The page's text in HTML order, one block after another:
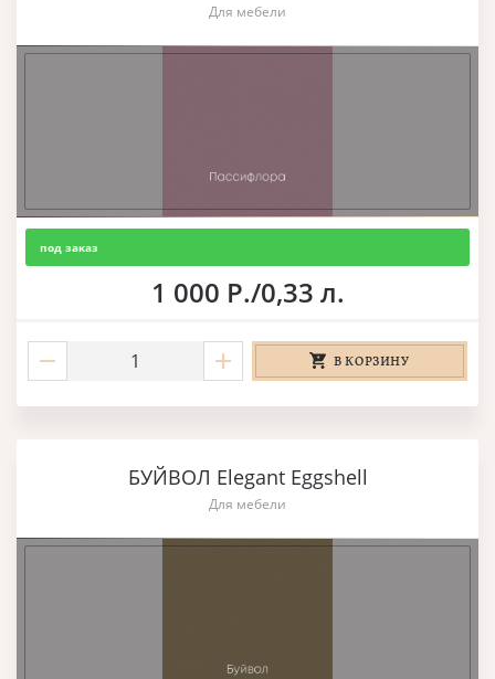
Для мебели
под заказ
1 000 Р./0,33 л.
В КОРЗИНУ
БУЙВОЛ Elegant Eggshell
Для мебели